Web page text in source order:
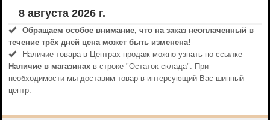
8 августа 2026 г.
Обращаем особое внимание, что на заказ неоплаченный в
течениe трёх дней цена может быть изменена!
Наличие товара в Центрах продаж можно узнать по ссылке
Наличие в магазинахв строке "Остаток склада". При
необходимости мы доставим товар в интерсующий Вас шинный
центр.